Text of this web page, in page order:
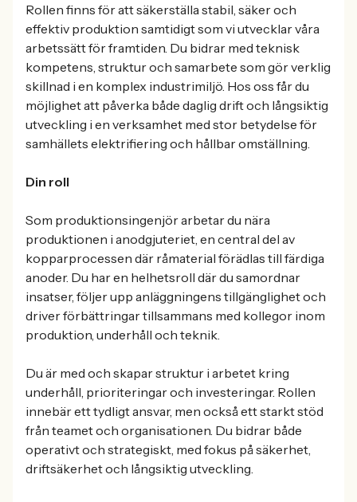
Rollen finns för att säkerställa stabil, säker och
effektiv produktion samtidigt som vi utvecklar våra
arbetssätt för framtiden. Du bidrar med teknisk
kompetens, struktur och samarbete som gör verklig
skillnad i en komplex industrimiljö. Hos oss får du
möjlighet att påverka både daglig drift och långsiktig
utveckling i en verksamhet med stor betydelse för
samhällets elektrifiering och hållbar omställning.
Din roll
Som produktionsingenjör arbetar du nära
produktionen i anodgjuteriet, en central del av
kopparprocessen där råmaterial förädlas till färdiga
anoder. Du har en helhetsroll där du samordnar
insatser, följer upp anläggningens tillgänglighet och
driver förbättringar tillsammans med kollegor inom
produktion, underhåll och teknik.
Du är med och skapar struktur i arbetet kring
underhåll, prioriteringar och investeringar. Rollen
innebär ett tydligt ansvar, men också ett starkt stöd
från teamet och organisationen. Du bidrar både
operativt och strategiskt, med fokus på säkerhet,
driftsäkerhet och långsiktig utveckling.